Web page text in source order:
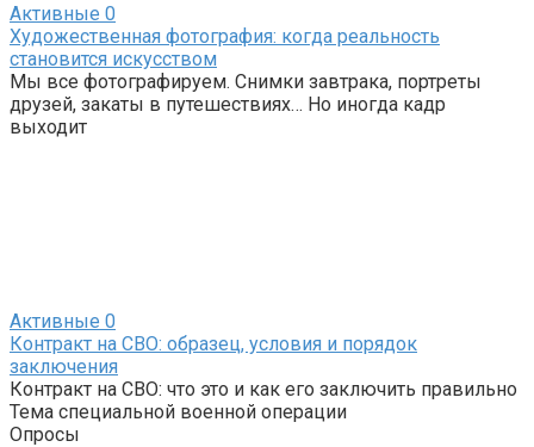
Активные 0
Художественная фотография: когда реальность
становится искусством
Мы все фотографируем. Снимки завтрака, портреты
друзей, закаты в путешествиях… Но иногда кадр
выходит
Активные 0
Контракт на СВО: образец, условия и порядок
заключения
Контракт на СВО: что это и как его заключить правильно
Тема специальной военной операции
Опросы